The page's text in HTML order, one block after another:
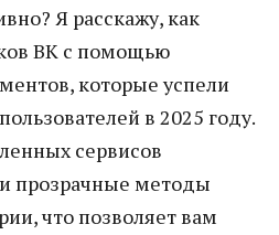
Я расскажу, как
ВК с помощью
которые успели
в 2025 году.
сервисов
прозрачные методы
что позволяет вам